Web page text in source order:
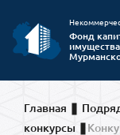
Фонд
Главная
конкурсы